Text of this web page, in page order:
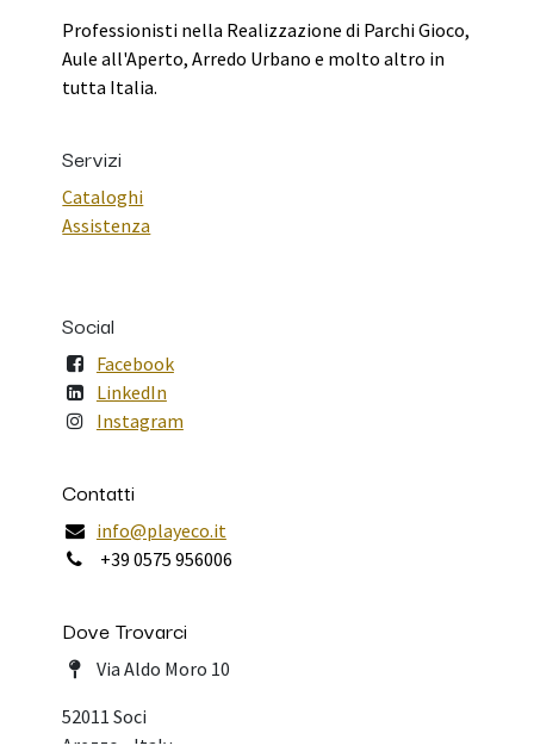
Professionisti nella Realizzazione di Parchi Gioco,
Aule all'Aperto, Arredo Urbano e molto altro in
tutta Italia.
Servizi
Cataloghi
Assistenza
Social
Facebook
LinkedIn
Instagram
Contatti
info@playeco.it
+39 0575 956006
Dove Trovarci
Via Aldo Moro 10
52011 Soci
Arezzo - Italy